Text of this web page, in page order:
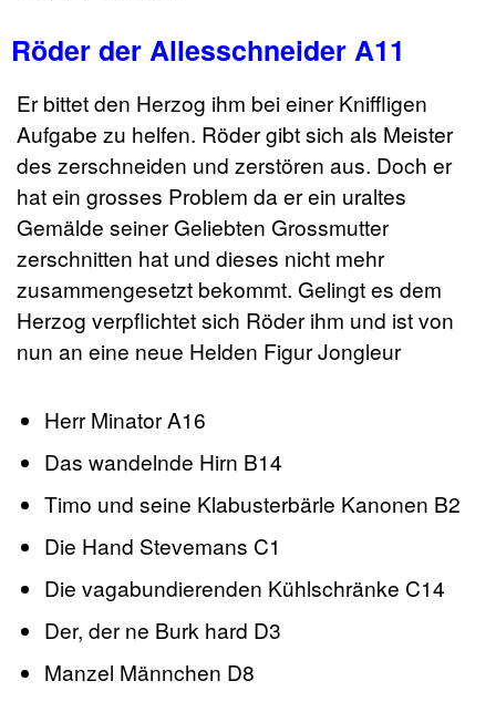
Röder der Allesschneider A11
Er bittet den Herzog ihm bei einer Kniffligen
Aufgabe zu helfen. Röder gibt sich als Meister
des zerschneiden und zerstören aus. Doch er
hat ein grosses Problem da er ein uraltes
Gemälde seiner Geliebten Grossmutter
zerschnitten hat und dieses nicht mehr
zusammengesetzt bekommt. Gelingt es dem
Herzog verpflichtet sich Röder ihm und ist von
nun an eine neue Helden Figur Jongleur
Herr Minator A16
Das wandelnde Hirn B14
Timo und seine Klabusterbärle Kanonen B2
Die Hand Stevemans C1
Die vagabundierenden Kühlschränke C14
Der, der ne Burk hard D3
Manzel Männchen D8